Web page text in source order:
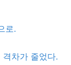
로.
차가 줄었다.